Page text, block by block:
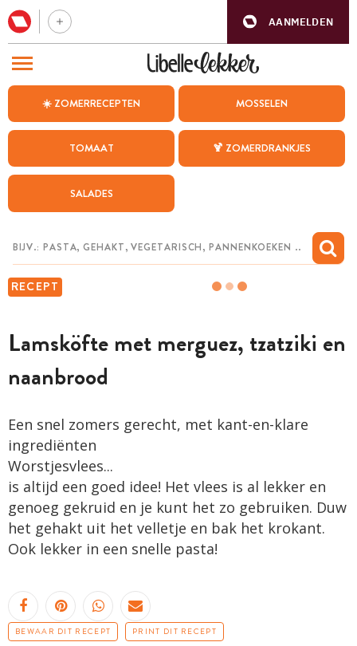
AANMELDEN
☀️ ZOMERRECEPTEN MOSSELEN
TOMAAT 🍹 ZOMERDRANKJES
SALADES
RECEPT
Lamsköfte met merguez, tzatziki en
naanbrood
Een snel zomers gerecht, met kant-en-klare
ingrediënten
Worstjesvlees...
is altijd een goed idee! Het vlees is al lekker en
genoeg gekruid en je kunt het zo gebruiken. Duw
het gehakt uit het velletje en bak het krokant.
Ook lekker in een snelle pasta!
BEWAAR DIT RECEPT PRINT DIT RECEPT
BEZOEK ONZE ANDERE WEBSITES
WEEKMENU
CHAT MET MAIA
MIJN BEWAARDE RECEPTEN